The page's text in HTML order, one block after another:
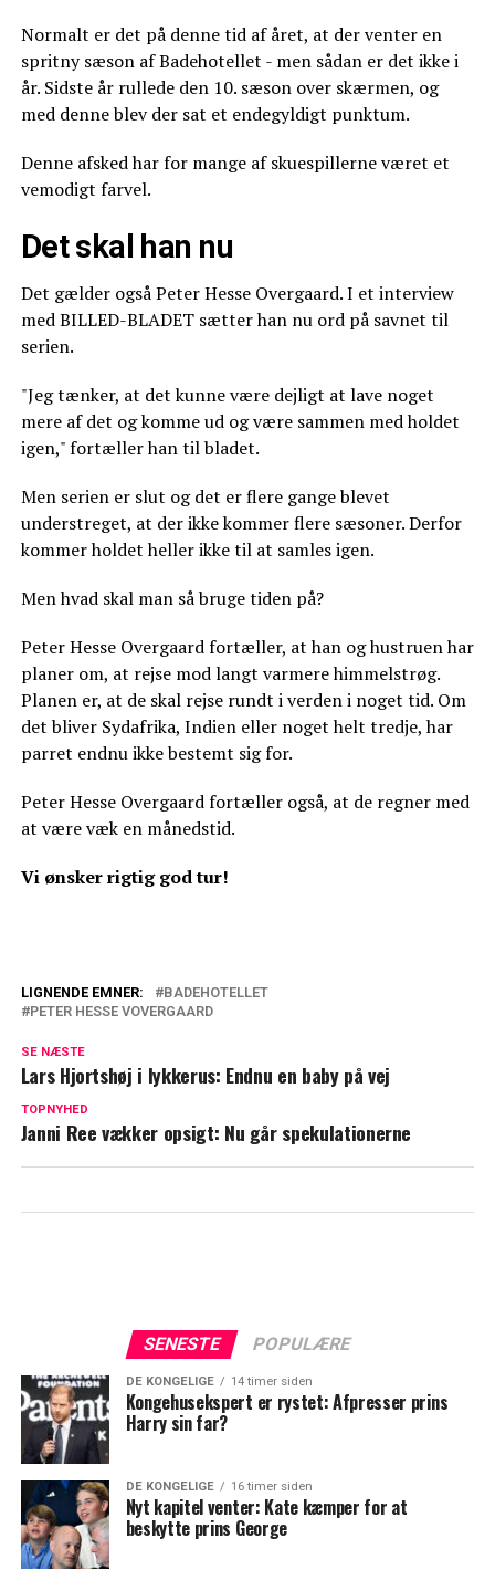
Normalt er det på denne tid af året, at der venter en
spritny sæson af Badehotellet - men sådan er det ikke i
år. Sidste år rullede den 10. sæson over skærmen, og
med denne blev der sat et endegyldigt punktum.
Denne afsked har for mange af skuespillerne været et
vemodigt farvel.
Det skal han nu
Det gælder også Peter Hesse Overgaard. I et interview
med BILLED-BLADET sætter han nu ord på savnet til
serien.
"Jeg tænker, at det kunne være dejligt at lave noget
mere af det og komme ud og være sammen med holdet
igen," fortæller han til bladet.
Men serien er slut og det er flere gange blevet
understreget, at der ikke kommer flere sæsoner. Derfor
kommer holdet heller ikke til at samles igen.
Men hvad skal man så bruge tiden på?
Peter Hesse Overgaard fortæller, at han og hustruen har
planer om, at rejse mod langt varmere himmelstrøg.
Planen er, at de skal rejse rundt i verden i noget tid. Om
det bliver Sydafrika, Indien eller noget helt tredje, har
parret endnu ikke bestemt sig for.
Peter Hesse Overgaard fortæller også, at de regner med
at være væk en månedstid.
Vi ønsker rigtig god tur!
Afslører: Ingen ligeløn på Badehotellet
Cecilie Stenspil i tårer: Årsagen er
rørende
LIGNENDE EMNER:
BADEHOTELLET
PETER HESSE VOVERGAARD
SE NÆSTE
Lars Hjortshøj i lykkerus: Endnu en baby på vej
TOPNYHED
Janni Ree vækker opsigt: Nu går spekulationerne
SENESTE POPULÆRE
DE KONGELIGE 14 timer siden
Kongehusekspert er rystet: Afpresser prins
Harry sin far?
DE KONGELIGE 16 timer siden
Nyt kapitel venter: Kate kæmper for at
beskytte prins George